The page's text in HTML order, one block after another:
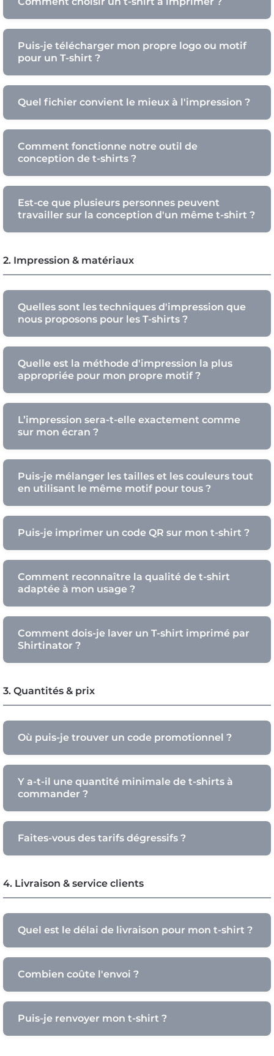
Puis-je télécharger mon propre logo ou motif
pour un T-shirt ?
Quel fichier convient le mieux à l'impression ?
Comment fonctionne notre outil de
conception de t-shirts ?
Est-ce que plusieurs personnes peuvent
travailler sur la conception d'un même t-shirt ?
2. Impression & matériaux
Quelles sont les techniques d'impression que
nous proposons pour les T-shirts ?
Quelle est la méthode d'impression la plus
appropriée pour mon propre motif ?
L’impression sera-t-elle exactement comme
sur mon écran ?
Puis-je mélanger les tailles et les couleurs tout
en utilisant le même motif pour tous ?
Puis-je imprimer un code QR sur mon t-shirt ?
Comment reconnaître la qualité de t-shirt
adaptée à mon usage ?
Comment dois-je laver un T-shirt imprimé par
Shirtinator ?
3. Quantités & prix
Où puis-je trouver un code promotionnel ?
Y a-t-il une quantité minimale de t-shirts à
commander ?
Faites-vous des tarifs dégressifs ?
4. Livraison & service clients
Quel est le délai de livraison pour mon t-shirt ?
Combien coûte l'envoi ?
Puis-je renvoyer mon t-shirt ?